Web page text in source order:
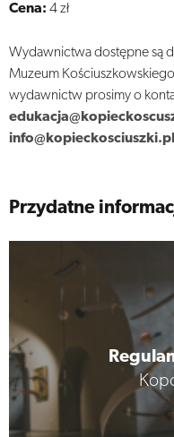
Cena: 4 zł
Wydawnictwa dostępne są
Muzeum
wydawnictw prosimy o
info@kopieckosciuszki.pl
Przydatne